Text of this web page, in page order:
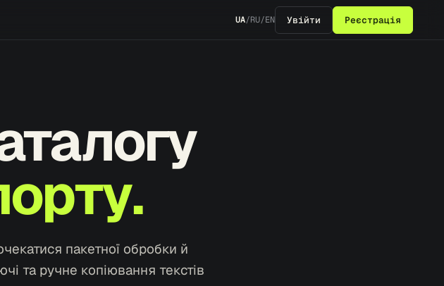
UA/RU/EN Увійти Реєстрація
пакетної обробки й
та ручне копіювання текстів